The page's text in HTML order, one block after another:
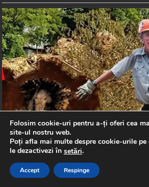
Folosim cookie-uri pentru a-ți oferi cea
site-ul nostru web.
Poți afla mai multe despre cookie-urile
le dezactivezi în setări.
Accept Respinge